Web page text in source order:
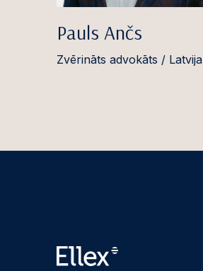
Pauls Ančs
Zvērināts advokāts / Latvija